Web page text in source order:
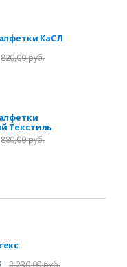
КаСЛ
820,00 руб.
Текстиль
880,00 руб.
2 230,00 руб.